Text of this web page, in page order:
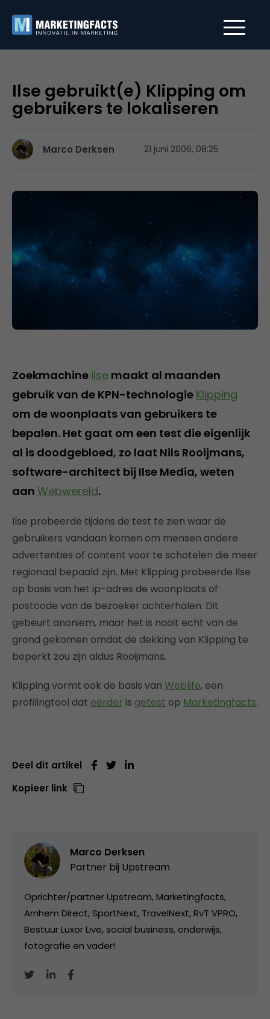
Ilse gebruikt(e) Klipping om
gebruikers te lokaliseren
Marco Derksen 21 juni 2006, 08:25
Zoekmachine ilse maakt al maanden
gebruik van de KPN-technologie Klipping
om de woonplaats van gebruikers te
bepalen. Het gaat om een test die eigenlijk
al is doodgebloed, zo laat Nils Rooijmans,
software-architect bij Ilse Media, weten
aan Webwereld.
Ilse probeerde tijdens de test te zien waar de
gebruikers vandaan komen om mensen andere
advertenties of content voor te schotelen die meer
regionaal bepaald zijn. Met Klipping probeerde Ilse
op basis van het ip-adres de woonplaats of
postcode van de bezoeker achterhalen. Dit
gebeurt anoniem, maar het is nooit echt van de
grond gekomen omdat de dekking van Klipping te
beperkt zou zijn aldus Rooijmans.
Klipping vormt ook de basis van Weblife, een
profilingtool dat eerder is getest op Marketingfacts.
Deel dit artikel
Kopieer link
Marco Derksen
Partner bij Upstream
Oprichter/partner Upstream, Marketingfacts,
Arnhem Direct, SportNext, TravelNext, RvT VPRO,
Bestuur Luxor Live, social business, onderwijs,
fotografie en vader!